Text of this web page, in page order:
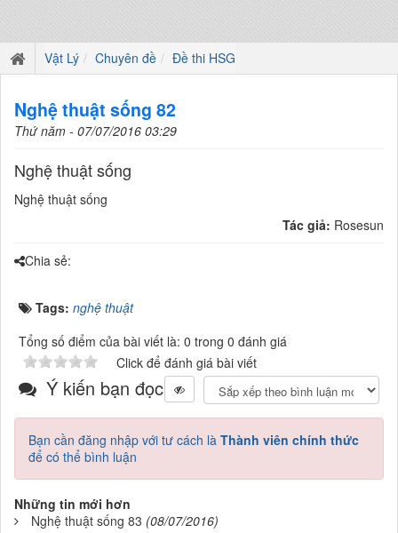
Vật Lý Chuyên đề Đề thi HSG
Nghệ thuật sống 82
Thứ năm - 07/07/2016 03:29
Nghệ thuật sống
Nghệ thuật sống
Tác giả: Rosesun
Chia sẻ:
Tags: nghệ thuật
Tổng số điểm của bài viết là: 0 trong 0 đánh giá
Click để đánh giá bài viết
Ý kiến bạn đọc
Bạn cần đăng nhập với tư cách là Thành viên chính thức
để có thể bình luận
Những tin mới hơn
Nghệ thuật sống 83 (08/07/2016)